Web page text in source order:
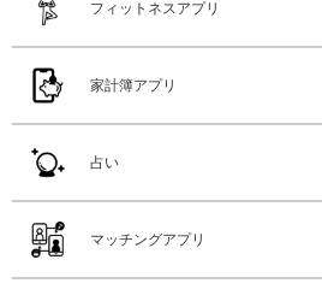
フィットネスアプリ
家計簿アプリ
占い
マッチングアプリ